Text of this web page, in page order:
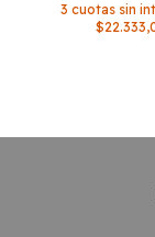
3 cuotas sin